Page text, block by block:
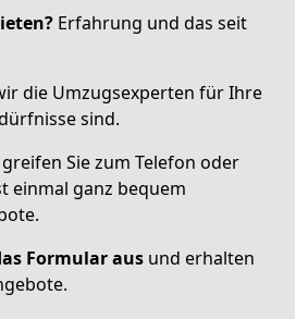
Erfahrung und das seit
die Umzugsexperten für Ihre
sind.
Sie zum Telefon oder
einmal ganz bequem
Formular aus und erhalten